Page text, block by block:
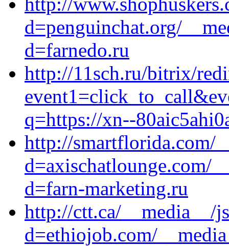
d=penguinchat.org/
d=farnedo.ru
http://11sch.ru/bitrix/
q=https://xn--
http://smartflorida.com/
d=axischatlounge.com/
d=farn-marketing.ru
http://ctt.ca/__media__/
d=ethiojob.com/